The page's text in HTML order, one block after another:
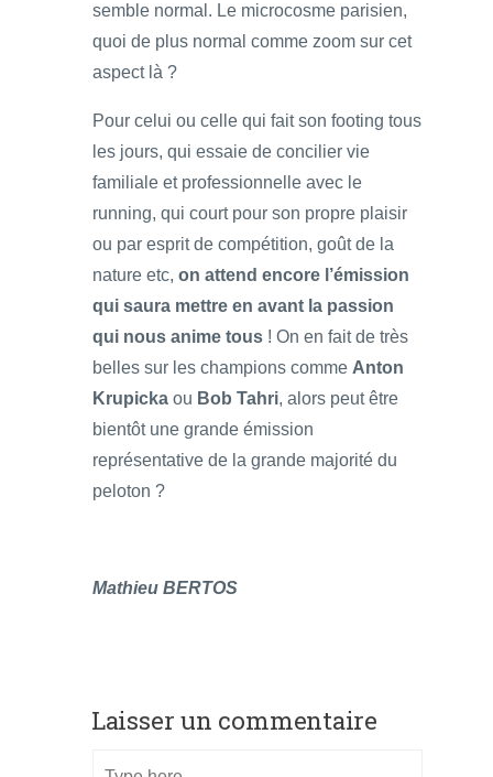
semble normal. Le microcosme parisien,
quoi de plus normal comme zoom sur cet
aspect là ?
Pour celui ou celle qui fait son footing tous
les jours, qui essaie de concilier vie
familiale et professionnelle avec le
running, qui court pour son propre plaisir
ou par esprit de compétition, goût de la
nature etc, on attend encore l’émission
qui saura mettre en avant la passion
qui nous anime tous ! On en fait de très
belles sur les champions comme Anton
Krupicka ou Bob Tahri, alors peut être
bientôt une grande émission
représentative de la grande majorité du
peloton ?
Mathieu BERTOS
Laisser un commentaire